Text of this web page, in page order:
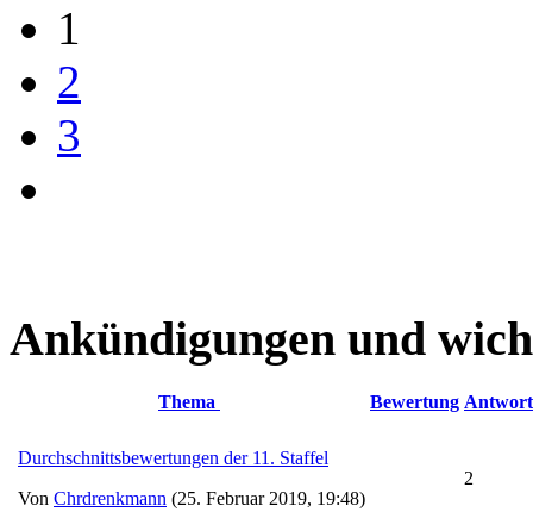
1
2
3
Ankündigungen und
Thema Bewertung
Durchschnittsbewertungen der 11. Staffel
Von Chrdrenkmann (25. Februar 2019, 19:48)
2